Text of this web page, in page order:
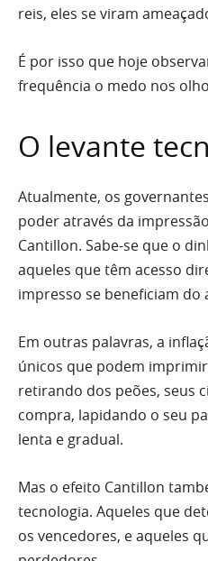
reis, eles se viram
É por isso que hoje
frequência o medo nos
O levante
Atualmente, os
poder através da
Cantillon. Sabe-se que o
aqueles que têm acesso
impresso se beneficiam
Em outras palavras, a
únicos que podem
retirando dos peões, seus
compra, lapidando o seu
lenta e gradual.
Mas o efeito Cantillon
tecnologia. Aqueles que
os vencedores, e aqueles